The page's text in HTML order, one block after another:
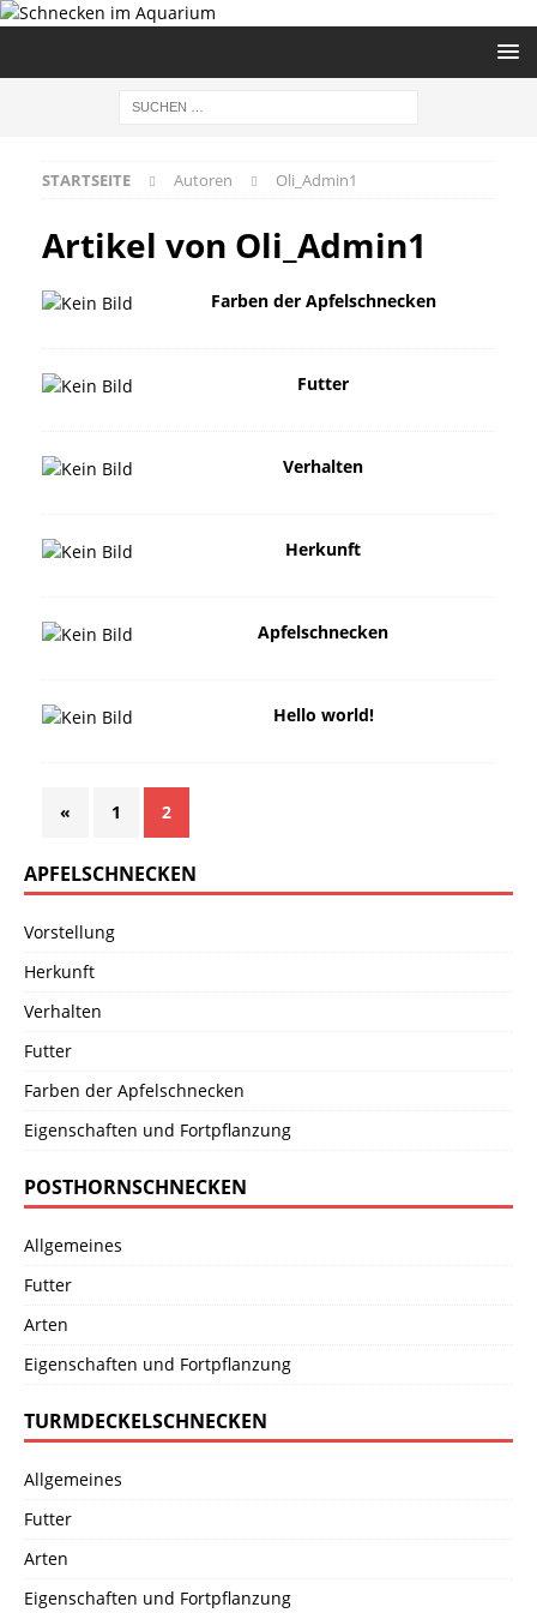
STARTSEITE Autoren Oli_Admin1
Artikel von Oli_Admin1
Farben der Apfelschnecken
Futter
Verhalten
Herkunft
Apfelschnecken
Hello world!
« 1 2
APFELSCHNECKEN
Vorstellung
Herkunft
Verhalten
Futter
Farben der Apfelschnecken
Eigenschaften und Fortpflanzung
POSTHORNSCHNECKEN
Allgemeines
Futter
Arten
Eigenschaften und Fortpflanzung
TURMDECKELSCHNECKEN
Allgemeines
Futter
Arten
Eigenschaften und Fortpflanzung